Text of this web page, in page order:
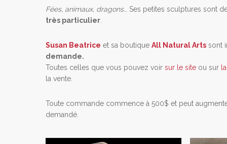
Fées, animaux, dragons… Ses petites sculptures sont
très particulier
Susan Beatrice et sa boutiqueAll Natural Arts sont
demande.
Toutes celles que vous pouvez voirsur le site ou sur
la vente.
Toute commande commence à 500$ et peut
demandé.